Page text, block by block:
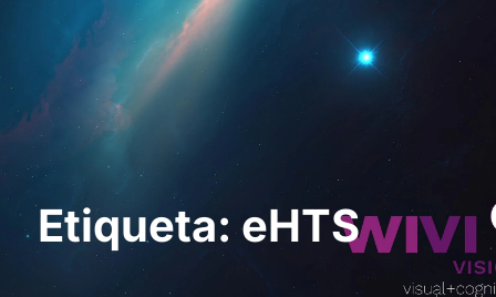
Pedir uma
demonstração
Etiqueta: eHTS